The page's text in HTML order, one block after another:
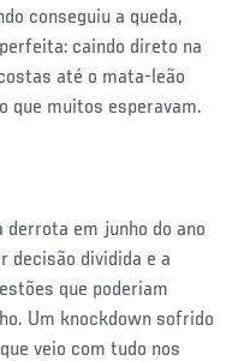
conseguiu a queda,
caindo direto na
até o mata-leão
que muitos esperavam.
em junho do ano
decisão dividida e a
que poderiam
Um knockdown sofrido
veio com tudo nos